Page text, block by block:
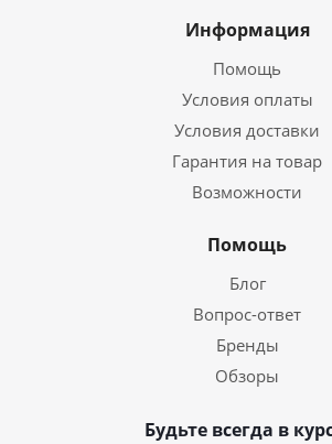
Информация
Помощь
Условия оплаты
Условия доставки
Гарантия на товар
Возможности
Помощь
Блог
Вопрос-ответ
Бренды
Обзоры
Будьте всегда в